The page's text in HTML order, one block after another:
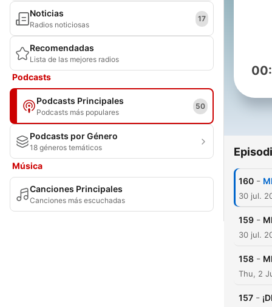
Noticias
Radios noticiosas
17
Recomendadas
Lista de las mejores radios
Podcasts
Podcasts Principales
Podcasts más populares
50
Podcasts por Género
18 géneros temáticos
Música
Canciones Principales
Canciones más escuchadas
160 -
30 jul.
159 -
30 jul.
158 -
Thu, 2
157 -